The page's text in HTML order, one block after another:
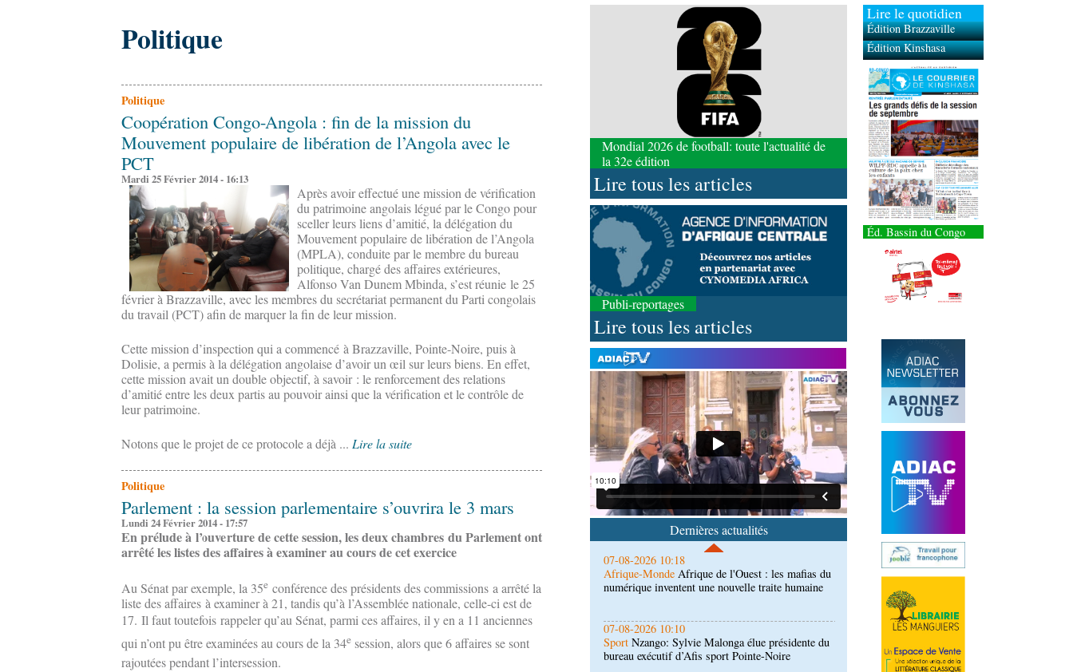
Politique
Politique
Coopération Congo-Angola : fin de la mission du
Mouvement populaire de libération de l’Angola avec le
PCT
Mardi 25 Février 2014 - 16:13
Après avoir effectué une mission de vérification
du patrimoine angolais légué par le Congo pour
sceller leurs liens d’amitié, la délégation du
Mouvement populaire de libération de l’Angola
(MPLA), conduite par le membre du bureau
politique, chargé des affaires extérieures,
Alfonso Van Dunem Mbinda, s’est réunie le 25
février à Brazzaville, avec les membres du secrétariat permanent du Parti congolais
du travail (PCT) afin de marquer la fin de leur mission.
Cette mission d’inspection qui a commencé à Brazzaville, Pointe-Noire, puis à
Dolisie, a permis à la délégation angolaise d’avoir un œil sur leurs biens. En effet,
cette mission avait un double objectif, à savoir : le renforcement des relations
d’amitié entre les deux partis au pouvoir ainsi que la vérification et le contrôle de
leur patrimoine.
Notons que le projet de ce protocole a déjà ... Lire la suite
Politique
Parlement : la session parlementaire s’ouvrira le 3 mars
Lundi 24 Février 2014 - 17:57
En prélude à l’ouverture de cette session, les deux chambres du Parlement ont
arrêté les listes des affaires à examiner au cours de cet exercice
Au Sénat par exemple, la 35e conférence des présidents des commissions a arrêté la
liste des affaires à examiner à 21, tandis qu’à l’Assemblée nationale, celle-ci est de
17. Il faut toutefois rappeler qu’au Sénat, parmi ces affaires, il y en a 11 anciennes
qui n’ont pu être examinées au cours de la 34e session, alors que 6 affaires se sont
rajoutées pendant l’intersession.
Mondial 2026 de football: toute l'actualité de
la 32e édition
Lire tous les articles
Publi-reportages
Lire tous les articles
Dernières actualités
07-08-2026 11:03
SportFootball, le week-end des Diables rouges et
des Congolais de la diaspora en Coupes d'Europe
(matches aller du 3e tour)
07-08-2026 10:18
Afrique de l'Ouest : les mafias du
numérique inventent une nouvelle traite humaine
07-08-2026 10:10
SportNzango: Sylvie Malonga élue présidente du
bureau exécutif d’Afis sport Pointe-Noire
06-08-2026 16:30
SociétéDiaspora : rencontre des Congolais de
l'étranger à Brazzaville
Lire le quotidien
Édition Brazzaville
Édition Kinshasa
Éd. Bassin du Congo